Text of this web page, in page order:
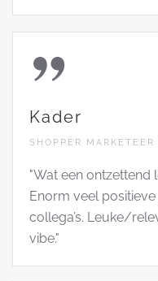
Kader
SHOPPER MARKETEER
"Wat een ontzettend
Enorm veel
collega’s. Leuke/
vibe."